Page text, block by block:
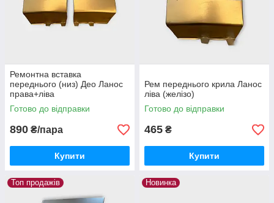
Ремонтна вставка
переднього (низ) Део Ланос
права+ліва
Готово до відправки
890 ₴/пара
Купити
Рем переднього крила Ланос
ліва (желізо)
Готово до відправки
465 ₴
Купити
Топ продажів Новинка